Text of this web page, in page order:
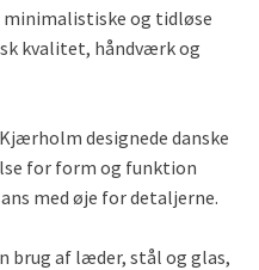
og tidløse
kvalitet, håndværk og
designede danske
for form og funktion
med øje for detaljerne.
brug af læder, stål og glas,